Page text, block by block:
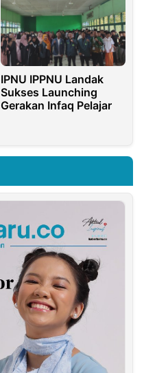
IPNU IPPNU Landak
Sukses Launching
Gerakan Infaq Pelajar